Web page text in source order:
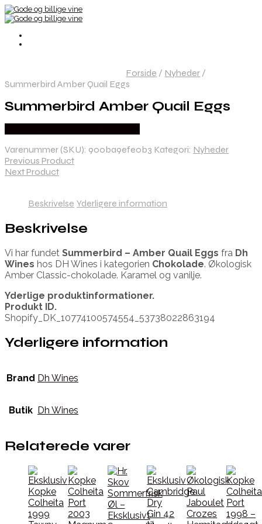
Forside / Nyheder /
Summerbird Amber Quail Eggs
Summerbird Amber Quail Eggs
Varenummer (SKU): 900ba9efe0b3 Kategori: Nyheder
Previous Product
Next Product
Beskrivelse Yderligere information
Beskrivelse
Vi har fundet Summerbird – Amber Quail Eggs fra Dh
Wines hos DH Wines i kategorien Chokolade. Økologisk
Amber Classic-chokolade. Karamel og vanilje.
Yderlige produktinformationer.
Produkt ID.
Shopify_DK_10774100574554_53738022863194
Yderligere information
Brand Dh Wines
Butik Dh Wines
Relaterede varer